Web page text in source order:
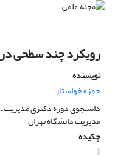
رویکرد چند سطحی
نویسنده
حمزه خواستار
دانشجوی دوره دکتری
مدیریت دانشگاه تهران
چکیده